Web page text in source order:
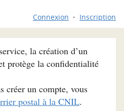
Connexion Inscription
la création d’un
protège la confidentialité
créer un compte, vous
postal à la CNIL.